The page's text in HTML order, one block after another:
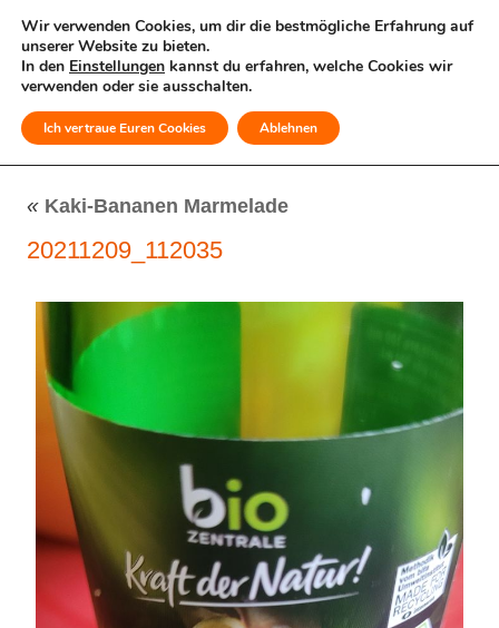
MENÜ
« Kaki-Bananen Marmelade
20211209_112035
Wir verwenden Cookies, um dir die bestmögliche Erfahrung auf
unserer Website zu bieten.
In den Einstellungen kannst du erfahren, welche Cookies wir
verwenden oder sie ausschalten.
Ich vertraue Euren Cookies Ablehnen